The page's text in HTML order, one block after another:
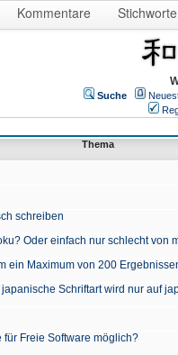
Kommentare Stichworte
Suche
Thema
schreiben
Oder einfach nur schlecht von
ein Maximum von 200
Schriftart wird nur auf
für Freie Software möglich?